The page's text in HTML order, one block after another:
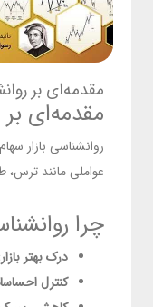
مقدمه‌ای بر
مقدمه‌ای بر
روانشناسی بازار
عواملی مانند ترس،
چرا
درک بهتر
کنترل